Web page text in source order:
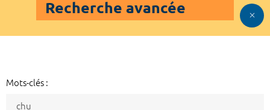
Recherche avancée
Mots-clés :